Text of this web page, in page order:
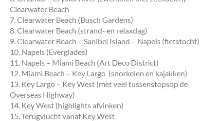
Clearwater Beach
7. Clearwater Beach (Busch Gardens)
8. Clearwater Beach (strand- en relaxdag)
9. Clearwater Beach – Sanibel Island – Napels (fietstocht)
10. Napels (Everglades)
11. Napels – Miami Beach (Art Deco District)
12. Miami Beach – Key Largo (snorkelen en kajakken)
13. Key Largo – Key West (met veel tussenstopsop de
Overseas Highway)
14. Key West (highlights afvinken)
15. Terugvlucht vanaf Key West